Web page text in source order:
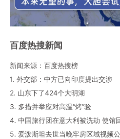
百度热搜新闻
新闻来源：百度热搜榜
1. 外交部：中方已向印度提出交涉
2. 山东下了424个大明湖
3. 多措并举应对高温“烤”验
4. 中国旅行团在意大利被洗劫 使馆
5. 爱泼斯坦去世当晚牢房区域视频